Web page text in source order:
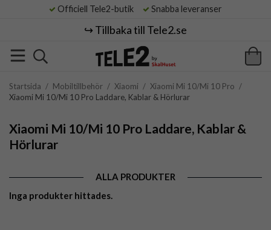
Officiell Tele2-butik Snabba leveranser
↪️ Tillbaka till Tele2.se
Startsida / Mobiltillbehör / Xiaomi / Xiaomi Mi 10/Mi 10 Pro /
Xiaomi Mi 10/Mi 10 Pro Laddare, Kablar & Hörlurar
Xiaomi Mi 10/Mi 10 Pro Laddare, Kablar &
Hörlurar
ALLA PRODUKTER
Inga produkter hittades.